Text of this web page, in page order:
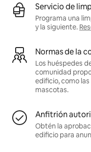
Servicio de
Programa una
y la siguiente.
Normas de la
Los huéspedes
comunidad
edificio, como
mascotas.
Anfitrión
Obtén la
edificio para